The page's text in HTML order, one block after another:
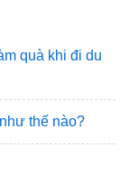
quà khi đi du
thế nào?